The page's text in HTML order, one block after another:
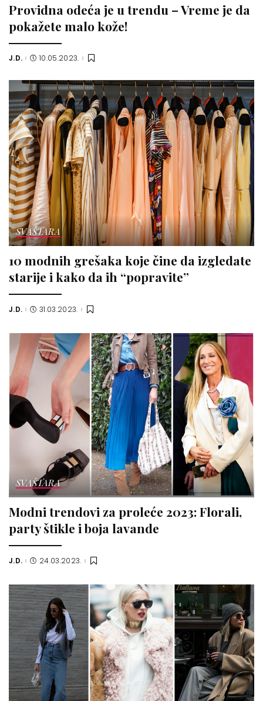
Providna odeća je u trendu – Vreme je da
pokažete malo kože!
Posted
J.D. 10.05.2023.
SVAŠTARA
10 modnih grešaka koje čine da izgledate
starije i kako da ih “popravite”
Posted
J.D. 31.03.2023.
SVAŠTARA
Modni trendovi za proleće 2023: Florali,
party štikle i boja lavande
Posted
J.D. 24.03.2023.